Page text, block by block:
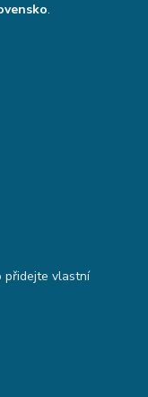
.
přidejte vlastní